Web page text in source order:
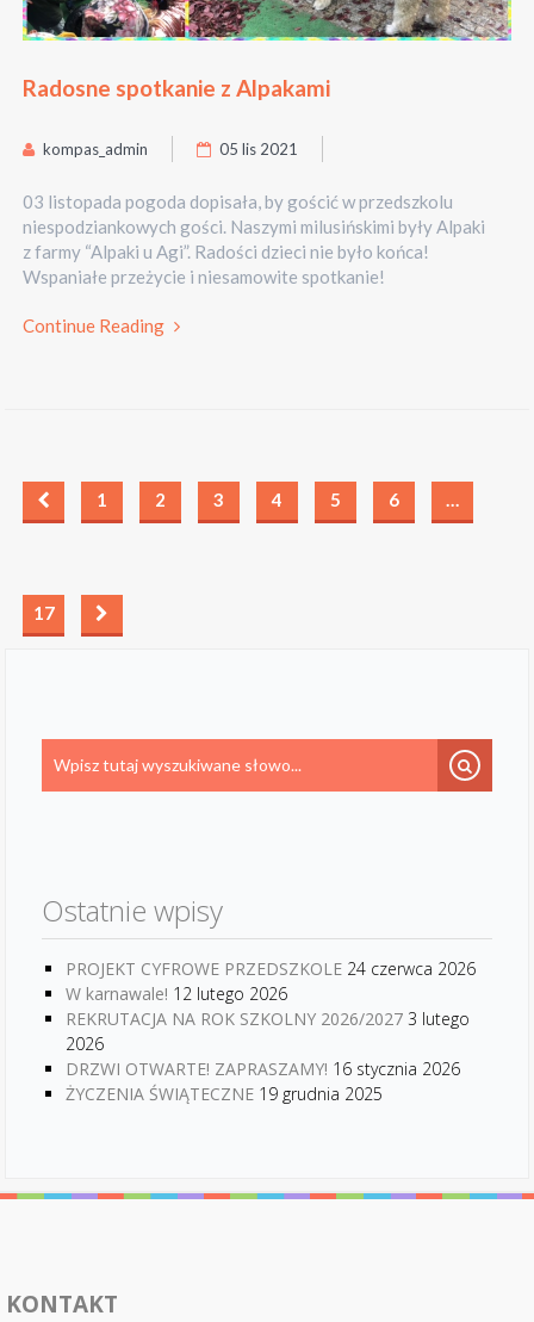
Radosne spotkanie z Alpakami
kompas_admin 05 lis 2021
03 listopada pogoda dopisała, by gościć w przedszkolu
niespodziankowych gości. Naszymi milusińskimi były Alpaki
z farmy “Alpaki u Agi”. Radości dzieci nie było końca!
Wspaniałe przeżycie i niesamowite spotkanie!
Continue Reading
1 2 3 4 5 6 …
17
Ostatnie wpisy
PROJEKT CYFROWE PRZEDSZKOLE 24 czerwca 2026
W karnawale! 12 lutego 2026
REKRUTACJA NA ROK SZKOLNY 2026/2027 3 lutego
2026
DRZWI OTWARTE! ZAPRASZAMY! 16 stycznia 2026
ŻYCZENIA ŚWIĄTECZNE 19 grudnia 2025
KONTAKT